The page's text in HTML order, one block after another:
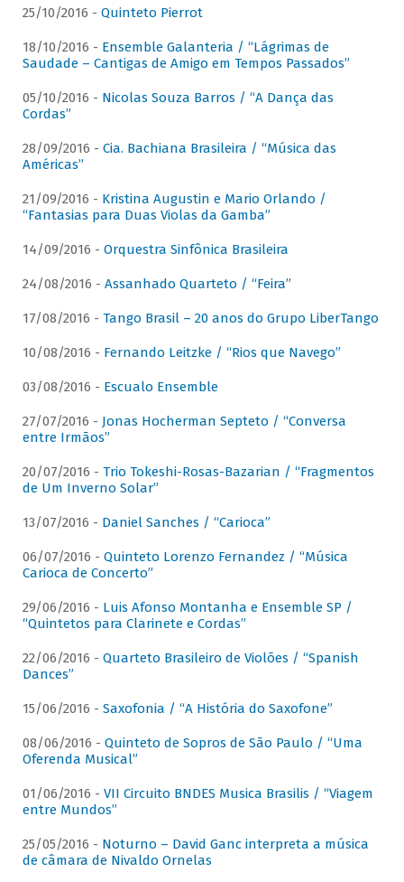
25/10/2016 - Quinteto Pierrot
18/10/2016 - Ensemble Galanteria / “Lágrimas de
Saudade – Cantigas de Amigo em Tempos Passados”
05/10/2016 - Nicolas Souza Barros / “A Dança das
Cordas”
28/09/2016 - Cia. Bachiana Brasileira / “Música das
Américas”
21/09/2016 - Kristina Augustin e Mario Orlando /
“Fantasias para Duas Violas da Gamba”
14/09/2016 - Orquestra Sinfônica Brasileira
24/08/2016 - Assanhado Quarteto / “Feira”
17/08/2016 - Tango Brasil – 20 anos do Grupo LiberTango
10/08/2016 - Fernando Leitzke / “Rios que Navego”
03/08/2016 - Escualo Ensemble
27/07/2016 - Jonas Hocherman Septeto / “Conversa
entre Irmãos”
20/07/2016 - Trio Tokeshi-Rosas-Bazarian / “Fragmentos
de Um Inverno Solar”
13/07/2016 - Daniel Sanches / “Carioca”
06/07/2016 - Quinteto Lorenzo Fernandez / “Música
Carioca de Concerto”
29/06/2016 - Luis Afonso Montanha e Ensemble SP /
“Quintetos para Clarinete e Cordas”
22/06/2016 - Quarteto Brasileiro de Violões / “Spanish
Dances”
15/06/2016 - Saxofonia / “A História do Saxofone”
08/06/2016 - Quinteto de Sopros de São Paulo / “Uma
Oferenda Musical”
01/06/2016 - VII Circuito BNDES Musica Brasilis / “Viagem
entre Mundos”
25/05/2016 - Noturno – David Ganc interpreta a música
de câmara de Nivaldo Ornelas